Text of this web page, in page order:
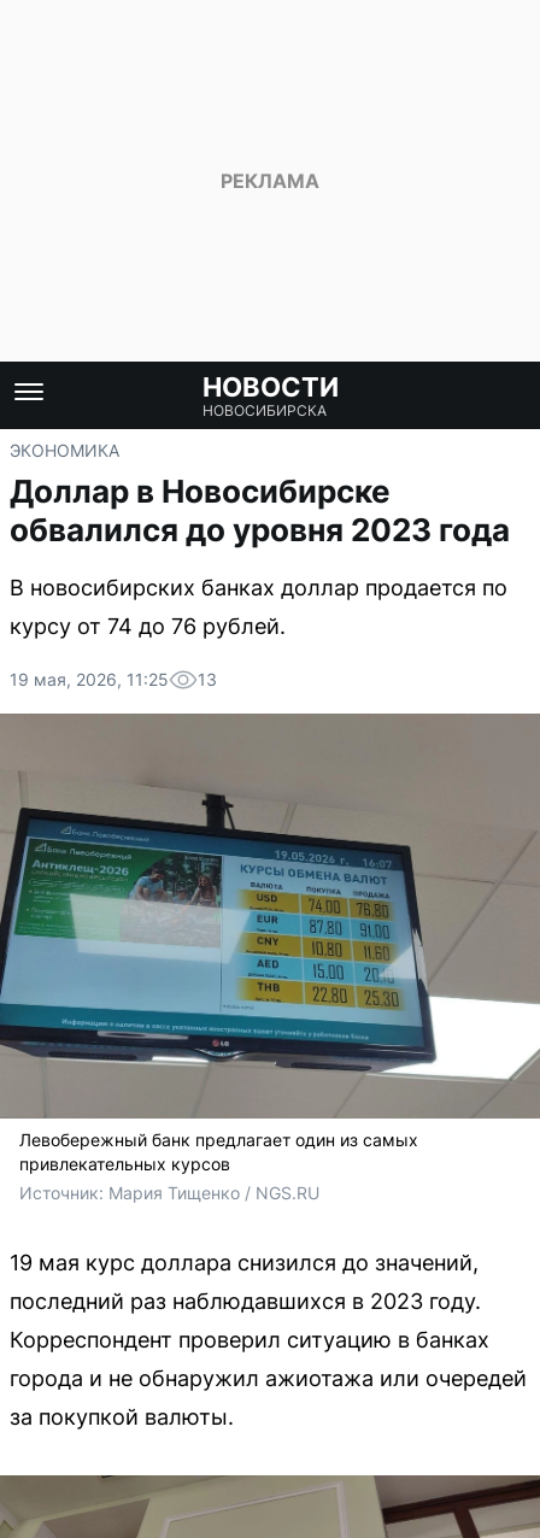
НОВОСТИ
НОВОСИБИРСКА
ЭКОНОМИКА
Доллар в Новосибирске
обвалился до уровня 2023 года
В новосибирских банках доллар продается по
курсу от 74 до 76 рублей.
19 мая, 2026, 11:25 13
Левобережный банк предлагает один из самых
привлекательных курсов
Источник: Мария Тищенко / NGS.RU
19 мая курс доллара снизился до значений,
последний раз наблюдавшихся в 2023 году.
Корреспондент проверил ситуацию в банках
города и не обнаружил ажиотажа или очередей
за покупкой валюты.